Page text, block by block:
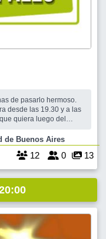
de pasarlo hermoso.
desde las 19.30 y a las
quiera luego del
, Ciudad de Buenos Aires
12 0 13